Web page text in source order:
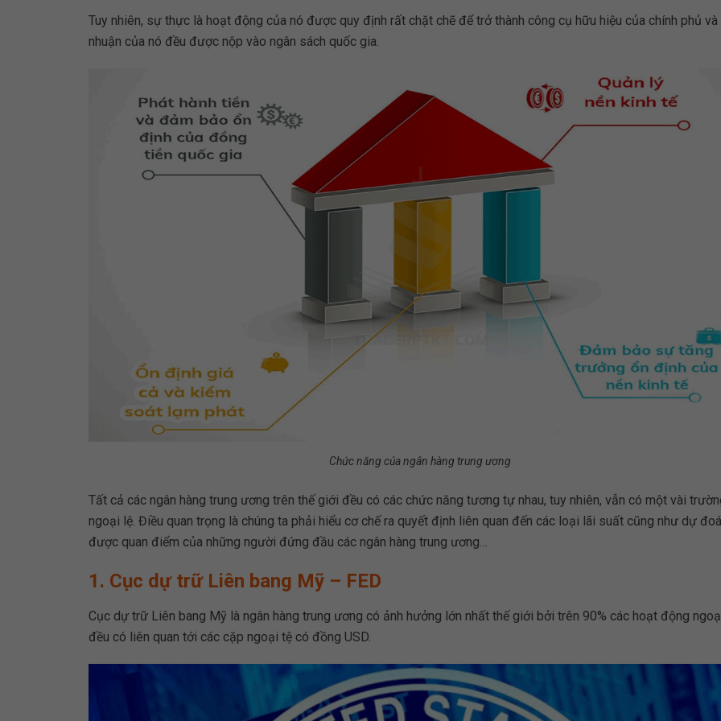
Tuy nhiên, sự thực là hoạt động của nó được quy định rất chặt chẽ để trở thành công cụ hữu hiệu của chính phủ
nhuận của nó đều được nộp vào ngân sách quốc gia.
Chức năng của ngân hàng trung ương
Tất cả các ngân hàng trung ương trên thế giới đều có các chức năng tương tự nhau, tuy nhiên, vẫn có một vài
ngoại lệ. Điều quan trọng là chúng ta phải hiểu cơ chế ra quyết định liên quan đến các loại lãi suất cũng như dự
được quan điểm của những người đứng đầu các ngân hàng trung ương…
1. Cục dự trữ Liên bang Mỹ – FED
Cục dự trữ Liên bang Mỹ là ngân hàng trung ương có ảnh hưởng lớn nhất thế giới bởi trên 90% các hoạt động
đều có liên quan tới các cặp ngoại tệ có đồng USD.